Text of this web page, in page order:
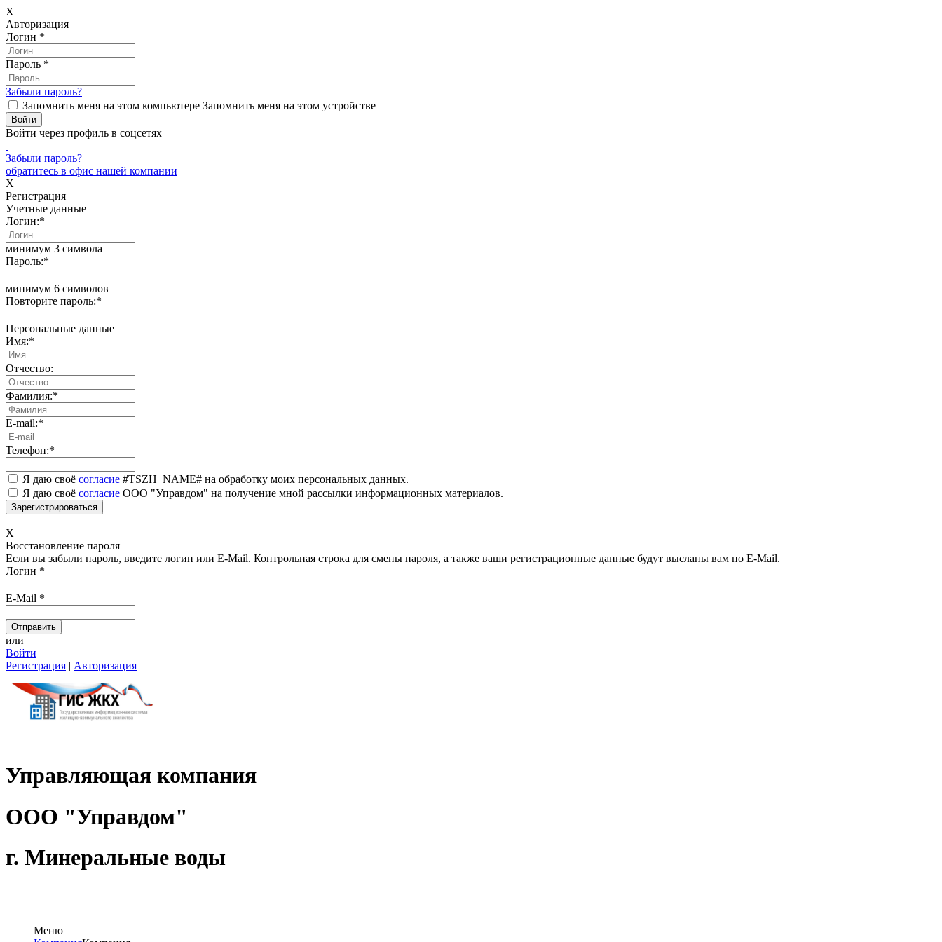
X
Авторизация
Логин *
Пароль *
Забыли пароль?
Запомнить меня на этом компьютере Запомнить меня на этом устройстве
Войти через профиль в соцсетях
Забыли пароль?
обратитесь в офис нашей компании
X
Регистрация
Учетные данные
Логин:*
минимум 3 символа
Пароль:*
минимум 6 символов
Повторите пароль:*
Персональные данные
Имя:*
Отчество:
Фамилия:*
E-mail:*
Телефон:*
Я даю своё согласие #TSZH_NAME# на обработку моих персональных данных.
Я даю своё согласие ООО "Управдом" на получение мной рассылки информационных материалов.
X
Восстановление пароля
Если вы забыли пароль, введите логин или E-Mail. Контрольная строка для смены пароля, а также ваши регистрационные данные будут высланы вам по E-Mail.
Логин *
E-Mail *
или
Войти
Регистрация | Авторизация
Управляющая компания
ООО "Управдом"
г. Минеральные воды
Меню